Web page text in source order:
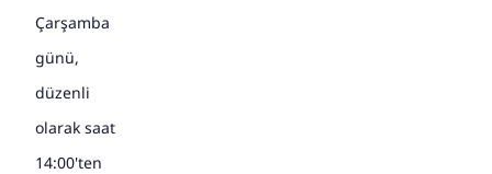
Çarşamba
günü,
düzenli
olarak saat
14:00'ten